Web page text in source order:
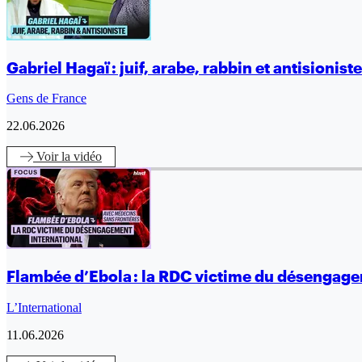
Gabriel Hagaï : juif, arabe, rabbin et antisioniste
Gens de France
22.06.2026
Voirla vidéo
Flambée d’Ebola : la RDC victime du
L’International
11.06.2026